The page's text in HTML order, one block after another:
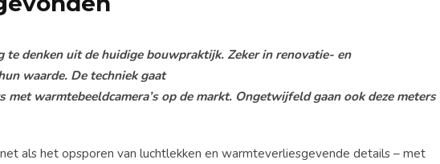
te denken uit de huidige bouwpraktijk. Zeker in renovatie- en
waarde. De techniek gaat
warmtebeeldcamera’s op de markt. Ongetwijfeld gaan ook deze meters
als het opsporen van luchtlekken en warmteverliesgevende details – met